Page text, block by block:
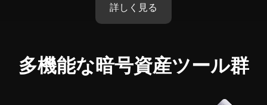
詳しく見る
多機能な暗号資産ツール群